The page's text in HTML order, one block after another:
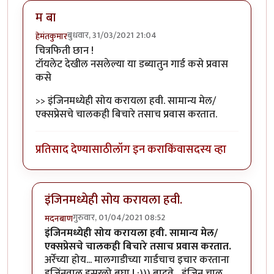
म बा
हेमंतकुमारबुधवार, 31/03/2021 21:04
चित्रफिती छान !
टॉयलेट देखील नसलेल्या या डब्यातुन गार्ड कसे प्रवास
कसे
>> इंजिनमध्येही सोय करायला हवी. सामान्य मेल/
एक्सप्रेसचे चालकही बिचारे तसाच प्रवास करतात.
प्रतिसाद देण्यासाठीलॉग इन कराकिंवासदस्य व्हा
इंजिनमध्येही सोय करायला हवी.
मदनबाणगुरुवार, 01/04/2021 08:52
In reply toम बाbyहेमंतकुमार
इंजिनमध्येही सोय करायला हवी. सामान्य मेल/
एक्सप्रेसचे चालकही बिचारे तसाच प्रवास करतात.
अर्रेच्या होय... मालगाडीच्या गार्डचाच इचार करताना